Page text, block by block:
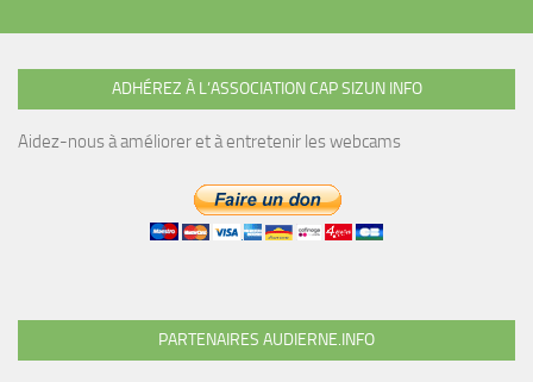
ADHÉREZ À L’ASSOCIATION CAP SIZUN INFO
Aidez-nous à améliorer et à entretenir les webcams
PARTENAIRES AUDIERNE.INFO